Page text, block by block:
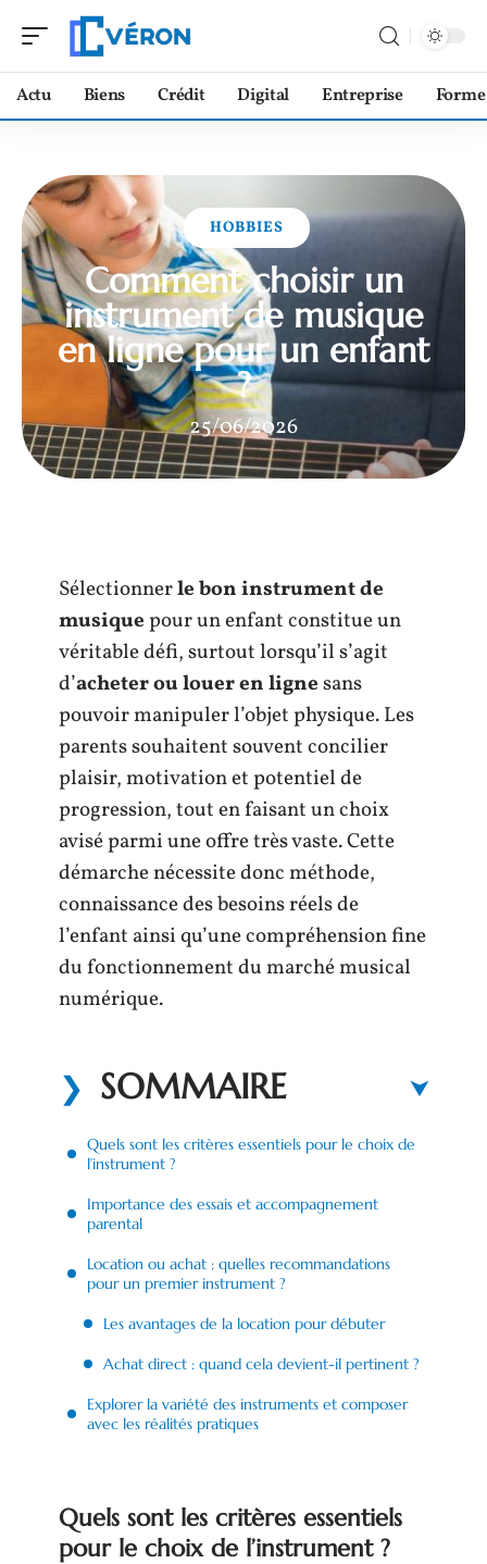
Actu Biens Crédit Digital Entreprise Forme
HOBBIES
Comment choisir un
instrument de musique
en ligne pour un enfant
?
25/06/2026
Sélectionnerle bon instrument de
musiquepour un enfant constitue un
véritable défi, surtout lorsqu’il s’agit
d’acheter ou louer en lignesans
pouvoir manipuler l’objet physique. Les
parents souhaitent souvent concilier
plaisir, motivation et potentiel de
progression, tout en faisant un choix
avisé parmi une offre très vaste. Cette
démarche nécessite donc méthode,
connaissance des besoins réels de
l’enfant ainsi qu’une compréhension fine
du fonctionnement du marché musical
numérique.
SOMMAIRE
Quels sont les critères essentiels pour le choix de
l’instrument ?
Importance des essais et accompagnement
parental
Location ou achat : quelles recommandations
pour un premier instrument ?
Les avantages de la location pour débuter
Achat direct : quand cela devient-il pertinent ?
Explorer la variété des instruments et composer
avec les réalités pratiques
Quels sont les critères essentiels
pour le choix de l’instrument ?